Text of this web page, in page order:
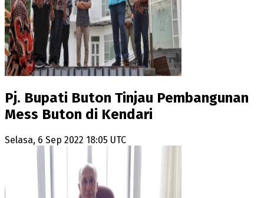
Pj. Bupati Buton Tinjau Pembangunan
Mess Buton di Kendari
Selasa, 6 Sep 2022 18:05 UTC